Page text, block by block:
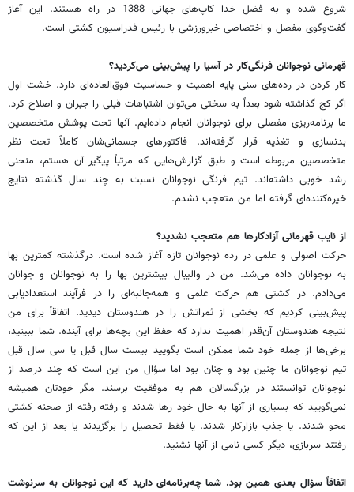
شروع شده و به فضل خدا کاپ‌های جهانی 1388 در راه هستند. این آغاز
گفت‌وگوی مفصل و اختصاصی خبرورزشی با رئیس فدراسیون کشتی است.
قهرمانی نوجوانان فرنگی‌کار در آسیا را پیش‌بینی می‌کردید؟
کار کردن در رده‌های سنی پایه اهمیت و حساسیت فوق‌العاده‌ای دارد. خشت اول
اگر کج گذاشته شود بعداً به سختی می‌توان اشتباهات قبلی را جبران و اصلاح کرد.
ما برنامه‌ریزی مفصلی برای نوجوانان انجام داده‌ایم. آنها تحت پوشش متخصصین
بدنسازی و تغذیه قرار گرفته‌اند. فاکتورهای جسمانی‌شان کاملاً تحت نظر
متخصصین مربوطه است و طبق گزارش‌هایی که مرتباً پیگیر آن هستم، منحنی
رشد خوبی داشته‌اند. تیم فرنگی نوجوانان نسبت به چند سال گذشته نتایج
خیره‌کننده‌ای گرفته اما من متعجب نشدم.
از نایب قهرمانی آزادکارها هم متعجب نشدید؟
حرکت اصولی و علمی در رده نوجوانان تازه آغاز شده است. درگذشته کمترین بها
به نوجوانان داده می‌شد. من در والیبال بیشترین بها را به نوجوانان و جوانان
می‌دادم. در کشتی هم حرکت علمی و همه‌جانبه‌ای را در فرآیند استعدادیابی
پیش‌بینی کردیم که بخشی از ثمراتش را در هندوستان دیدید. اتفاقاً برای من
نتیجه هندوستان آن‌قدر اهمیت ندارد که حفظ این بچه‌ها برای آینده. شما ببینید،
برخی‌ها از جمله خود شما ممکن است بگویید بیست سال قبل یا سی سال قبل
تیم نوجوانان ما چنین بود و چنان بود اما سؤال من این است که چند درصد از
نوجوانان توانستند در بزرگسالان هم به موفقیت برسند. مگر خودتان همیشه
نمی‌گویید که بسیاری از آنها به حال خود رها شدند و رفته رفته از صحنه کشتی
محو شدند. یا جذب بازارکار شدند. یا فقط تحصیل را برگزیدند یا بعد از این که
رفتند سربازی، دیگر کسی نامی از آنها نشنید.
اتفاقاً سؤال بعدی همین بود. شما چه‌برنامه‌ای دارید که این نوجوانان به سرنوشت